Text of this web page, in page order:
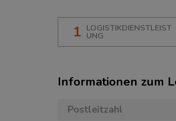
1 LOGISTIKDIENSTLEIST
UNG
Informationen zum
Postleitzahl